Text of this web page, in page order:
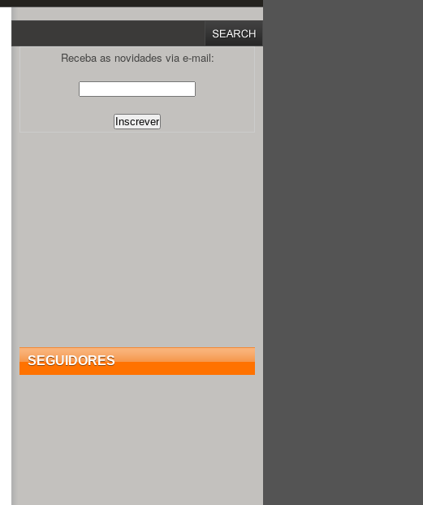
Receba as novidades via e-mail:
SEGUIDORES